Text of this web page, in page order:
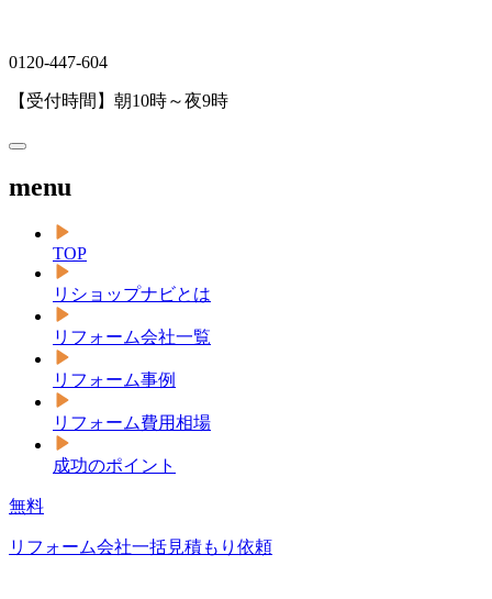
0120-447-604
【受付時間】朝10時～夜9時
menu
TOP
リショップナビとは
リフォーム会社一覧
リフォーム事例
リフォーム費用相場
成功のポイント
無料
リフォーム会社一括見積もり依頼